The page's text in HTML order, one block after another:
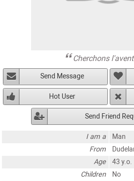
Cherchons
Send Message
Hot User
Send Friend
I am a
Man
From
Age
43 y.o.
Children
No